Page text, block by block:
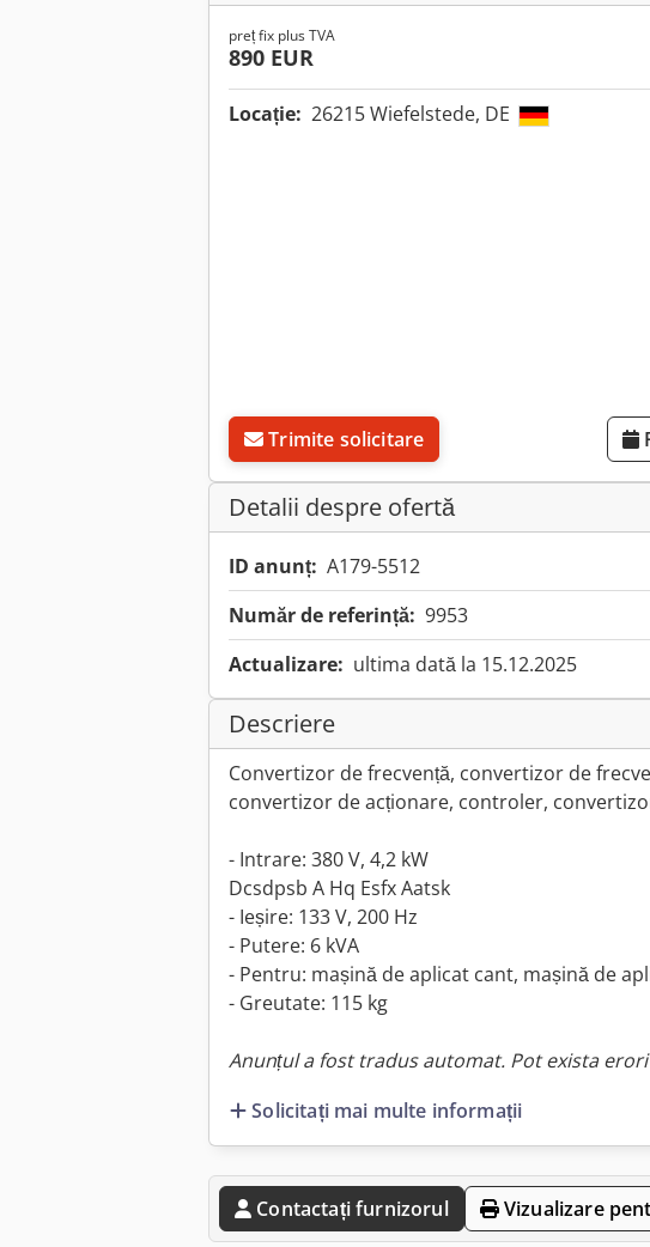
preț fix plus TVA
890 EUR
Locație: 26215 Wiefelstede, DE
Trimite solicitare
Detalii despre ofertă
ID anunț: A179-5512
Număr de referință: 9953
Actualizare: ultima dată la 15.12.2025
Descriere
Convertizor de frecvență, convertizor de
convertizor de acționare, controler,
- Intrare: 380 V, 4,2 kW
Dcsdpsb A Hq Esfx Aatsk
- Ieșire: 133 V, 200 Hz
- Putere: 6 kVA
- Pentru: mașină de aplicat cant, mașină de
- Greutate: 115 kg
Anunțul a fost tradus automat. Pot exista
Solicitați mai multe informații
Contactați furnizorul Vizualizare